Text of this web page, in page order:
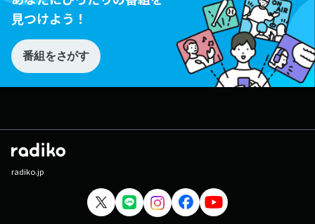
見つけよう！
番組をさがす
radiko.jp